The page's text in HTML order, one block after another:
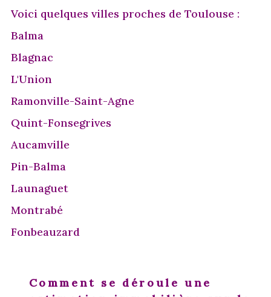
Voici quelques villes proches de Toulouse :
Balma
Blagnac
L'Union
Ramonville-Saint-Agne
Quint-Fonsegrives
Aucamville
Pin-Balma
Launaguet
Montrabé
Fonbeauzard
Comment se déroule une